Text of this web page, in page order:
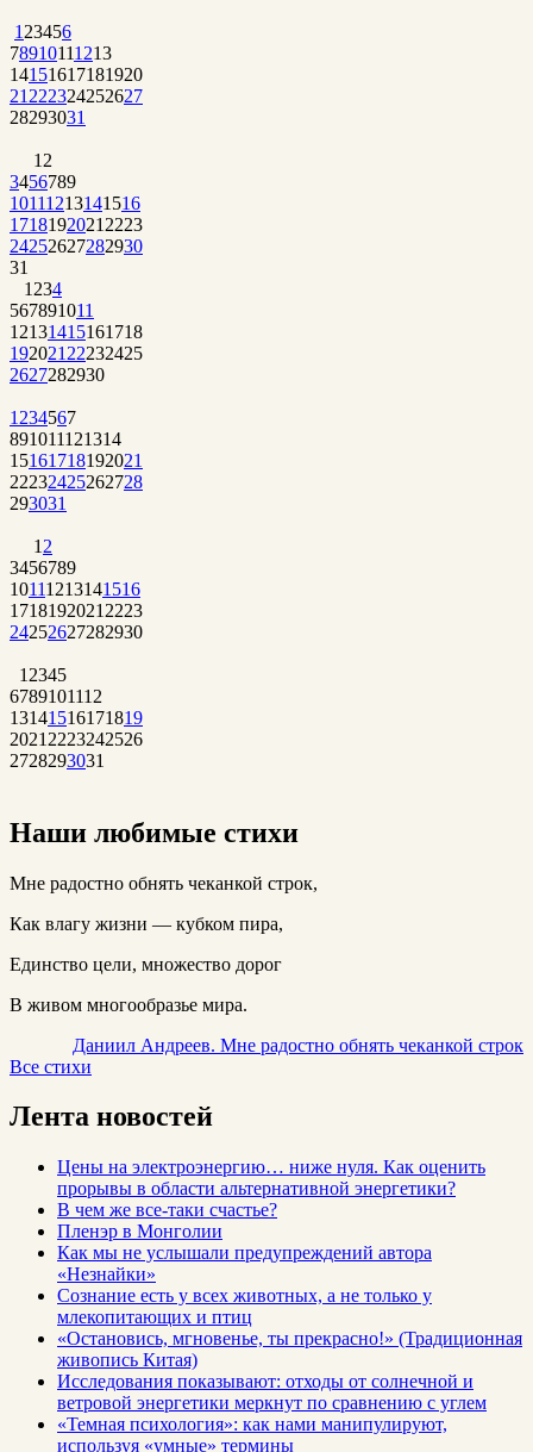
1 23456
78910111213
14151617181920
21 222324252627
28293031
1 2
3456789
10111213141516
1718192021 2223
24252627282930
31
1 234
567891011
12131415161718
192021 22232425
2627282930
1 234567
891011121314
15161718192021
22232425262728
293031
1 2
3456789
10111213141516
1718192021 2223
24252627282930
1 2345
6789101112
13141516171819
2021 2223242526
2728293031
Наши любимые стихи
Мне радостно обнять чеканкой строк,
Как влагу жизни — кубком пира,
Единство цели, множество дорог
В живом многообразье мира.
Даниил Андреев. Мне радостно обнять чеканкой строк
Все стихи
Лента новостей
Цены на электроэнергию… ниже нуля. Как оценить
прорывы в области альтернативной энергетики?
В чем же все-таки счастье?
Пленэр в Монголии
Как мы не услышали предупреждений автора
«Незнайки»
Сознание есть у всех животных, а не только у
млекопитающих и птиц
«Остановись, мгновенье, ты прекрасно!» (Традиционная
живопись Китая)
Исследования показывают: отходы от солнечной и
ветровой энергетики меркнут по сравнению с углем
«Темная психология»: как нами манипулируют,
используя «умные» термины